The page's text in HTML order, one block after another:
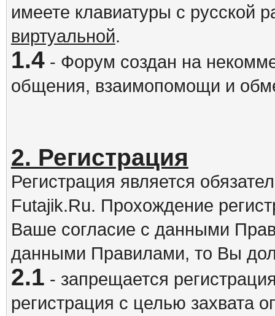
имеете клавиатуры с русской
виртуальной.
1.4- Форум создан на
общения, взаимопомощи и
2. Регистрация
Регистрация является
Futajik.Ru. Прохождение
Ваше согласие с данными
данными Правилами, то Вы
2.1 - запрещается
регистрация с целью захвата